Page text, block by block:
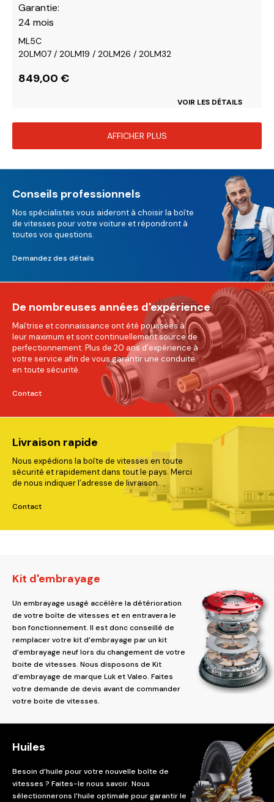
Garantie:
24 mois
ML5C
20LM07 / 20LM19 / 20LM26 / 20LM32
849,00 €
VOIR LES DÉTAILS
AFFICHER PLUS
Conseils professionnels
Nos spécialistes vous aideront à choisir la boîte
de vitesses pour votre voiture et répondront à
toutes vos questions.
Demandez des détails
De nombreuses années d'expérience
Maîtrise et connaissance ont été poussées à
leur maximum et sont continuellement source de
perfectionnement. Plus de 20 ans d’expérience à
votre service afin de vous garantir une conduite
en toute sécurité.
Contact
Livraison rapide
Nous expédions la boîte de vitesses en toute
sécurité et rapidement dans tout le pays. Merci
de nous indiquer l’adresse de livraison.
Contact
Kit d'embrayage
Un embrayage usagé accélère la détérioration
de votre boîte de vitesses et en entravera le
bon fonctionnement. Il est donc conseillé de
remplacer votre kit d’embrayage par un kit
d’embrayage neuf lors du changement de votre
boite de vitesses. Nous disposons de Kit
d’embrayage de marque Luk et Valeo. Faites
votre demande de devis avant de commander
votre boite de vitesses.
Huiles
Besoin d’huile pour votre nouvelle boîte de
vitesses ? Faites-le nous savoir. Nous
sélectionnerons l’huile optimale pour garantir le